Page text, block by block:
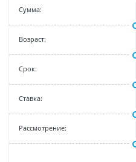
Cумма:
Возраст:
Срок:
Cтавка:
Рассмотрение: